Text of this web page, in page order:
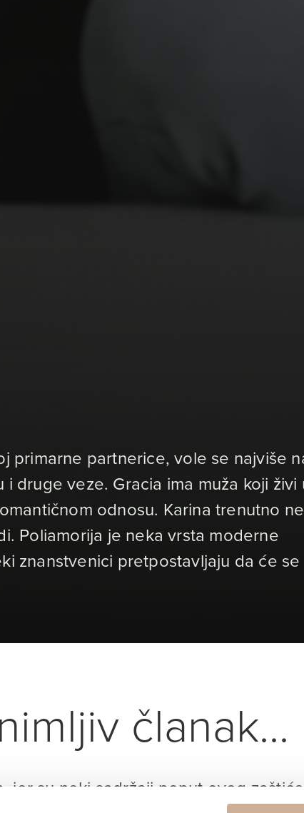
primarne partnerice, vole se najviše
druge veze. Gracia ima muža koji živi
odnosu. Karina trenutno
Poliamorija je neka vrsta moderne
znanstvenici pretpostavljaju da će se
članak...
jer su neki sadržaji poput ovog